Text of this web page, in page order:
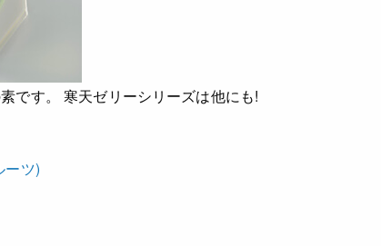
です。 寒天ゼリーシリーズは他にも!
ーツ)